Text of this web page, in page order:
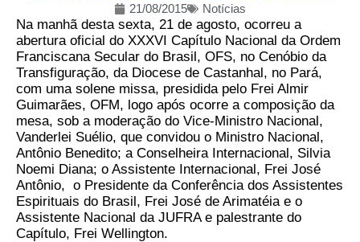
21/08/2015 Notícias
Na manhã desta sexta, 21 de agosto, ocorreu a
abertura oficial do XXXVI Capítulo Nacional da Ordem
Franciscana Secular do Brasil, OFS, no Cenóbio da
Transfiguração, da Diocese de Castanhal, no Pará,
com uma solene missa, presidida pelo Frei Almir
Guimarães, OFM, logo após ocorre a composição da
mesa, sob a moderação do Vice-Ministro Nacional,
Vanderlei Suélio, que convidou o Ministro Nacional,
Antônio Benedito; a Conselheira Internacional, Silvia
Noemi Diana; o Assistente Internacional, Frei José
Antônio, o Presidente da Conferência dos Assistentes
Espirituais do Brasil, Frei José de Arimatéia e o
Assistente Nacional da JUFRA e palestrante do
Capítulo, Frei Wellington.